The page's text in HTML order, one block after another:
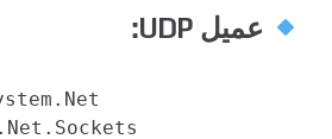
عميل UDP: